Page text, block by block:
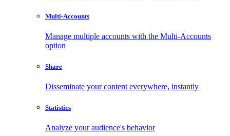
Multi-Accounts
Manage multiple accounts with the Multi-Accounts
option
Share
Disseminate your content everywhere, instantly
Statistics
Analyze your audience's behavior